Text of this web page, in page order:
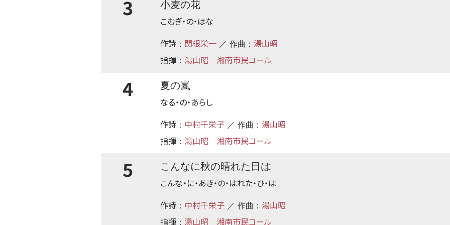
3
小麦の花
こむぎ・の・はな
作詩 ： 関根栄一 ／ 作曲： 湯山昭
指揮 ： 湯山昭 湘南市民コール
4
夏の嵐
なる・の・あらし
作詩 ： 中村千栄子 ／ 作曲： 湯山昭
指揮 ： 湯山昭 湘南市民コール
5
こんなに秋の晴れた日は
こんな・に・あき・の・はれた・ひ・は
作詩 ： 中村千栄子 ／ 作曲： 湯山昭
指揮 ： 湯山昭 湘南市民コール